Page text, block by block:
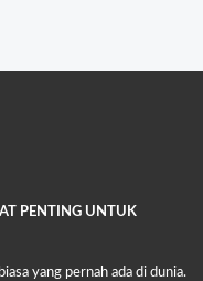
PENTING UNTUK
yang pernah ada di dunia.